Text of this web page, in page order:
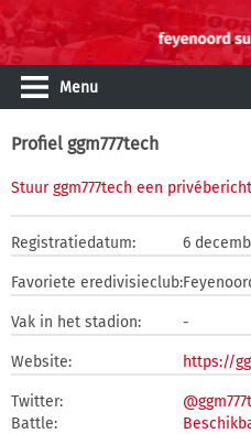
Menu
Profiel ggm777tech
Stuur ggm777tech een privébericht
Registratiedatum: 6
Favoriete eredivisieclub:
Vak in het stadion: -
Website: https://
Twitter:
Battle: